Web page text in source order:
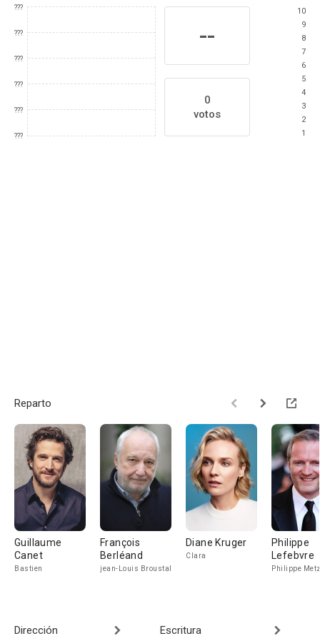
???
???
???
???
???
???
--
0
votos
10
9
8
7
6
5
4
3
2
1
Reparto
Guillaume
Canet
Bastien
François
Berléand
jean-Louis Broustal
Diane Kruger
Clara
Philippe
Lefebvre
Philippe
Dirección Escritura